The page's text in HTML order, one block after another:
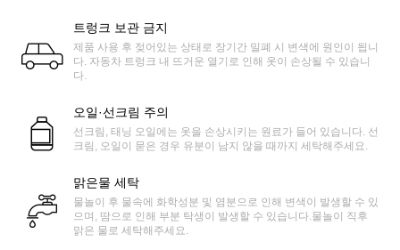
트렁크 보관 금지
제품 사용 후 젖어있는 상태로 장기간 밀폐 시 변색에 원인이 됩니
다. 자동차 트렁크 내 뜨거운 열기로 인해 옷이 손상될 수 있습니
다.
오일·선크림 주의
선크림, 태닝 오일에는 옷을 손상시키는 원료가 들어 있습니다. 선
크림, 오일이 묻은 경우 유분이 남지 않을 때까지 세탁해주세요.
맑은물 세탁
물놀이 후 물속에 화학성분 및 염분으로 인해 변색이 발생할 수 있
으며, 땀으로 인해 부분 탁생이 발생할 수 있습니다.물놀이 직후
맑은 물로 세탁해주세요.